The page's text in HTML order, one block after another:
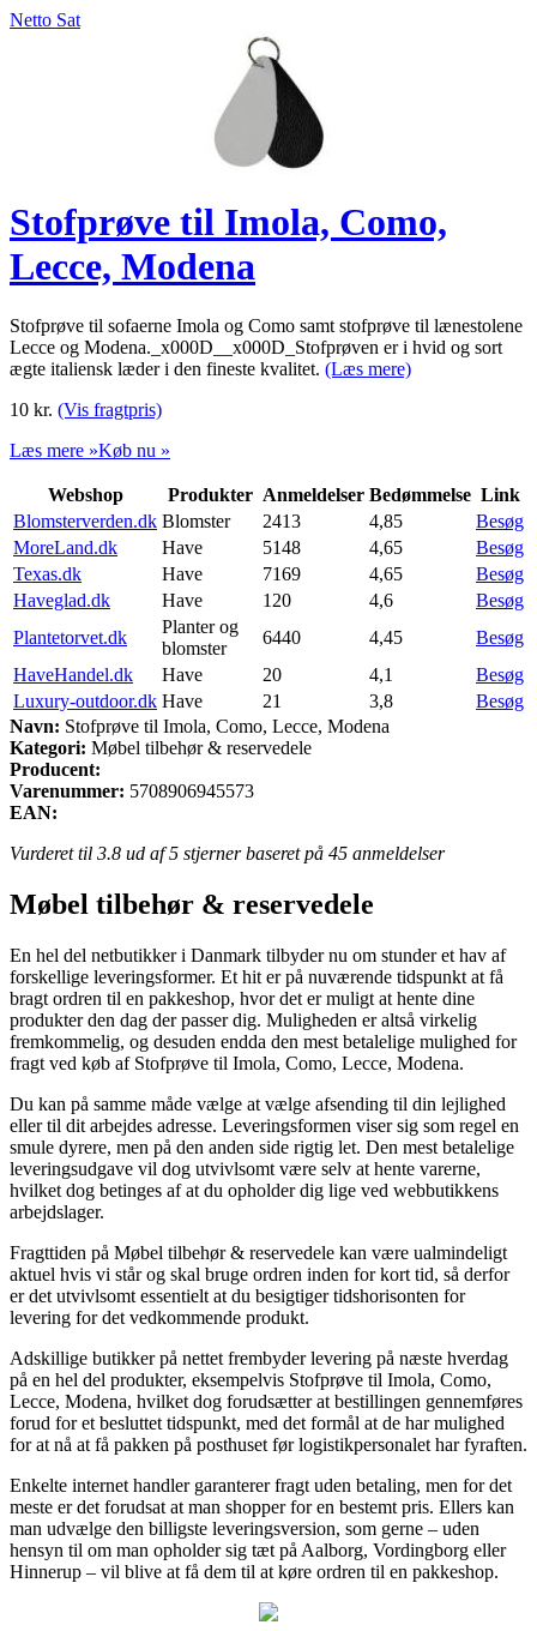
Netto Sat
Stofprøve til Imola, Como,
Lecce, Modena
Stofprøve til sofaerne Imola og Como samt stofprøve til lænestolene
Lecce og Modena._x000D__x000D_Stofprøven er i hvid og sort
ægte italiensk læder i den fineste kvalitet. (Læs mere)
10 kr. (Vis fragtpris)
Læs mere »Køb nu »
Webshop Produkter Anmeldelser Bedømmelse Link
Blomsterverden.dk Blomster 2413 4,85
Besøg
MoreLand.dk
Have 5148 4,65
Besøg
Texas.dk
Have 7169 4,65
Besøg
Haveglad.dk
Have 120 4,6
Besøg
Plantetorvet.dk
Planter og
blomster
6440 4,45
Besøg
HaveHandel.dk
Have 20 4,1
Besøg
Luxury-outdoor.dk Have 21 3,8
Besøg
Navn: Stofprøve til Imola, Como, Lecce, Modena
Kategori: Møbel tilbehør & reservedele
Producent:
Varenummer: 5708906945573
EAN:
Vurderet til 3.8 ud af 5 stjerner baseret på 45 anmeldelser
Møbel tilbehør & reservedele
En hel del netbutikker i Danmark tilbyder nu om stunder et hav af
forskellige leveringsformer. Et hit er på nuværende tidspunkt at få
bragt ordren til en pakkeshop, hvor det er muligt at hente dine
produkter den dag der passer dig. Muligheden er altså virkelig
fremkommelig, og desuden endda den mest betalelige mulighed for
fragt ved køb af Stofprøve til Imola, Como, Lecce, Modena.
Du kan på samme måde vælge at vælge afsending til din lejlighed
eller til dit arbejdes adresse. Leveringsformen viser sig som regel en
smule dyrere, men på den anden side rigtig let. Den mest betalelige
leveringsudgave vil dog utvivlsomt være selv at hente varerne,
hvilket dog betinges af at du opholder dig lige ved webbutikkens
arbejdslager.
Fragttiden på Møbel tilbehør & reservedele kan være ualmindeligt
aktuel hvis vi står og skal bruge ordren inden for kort tid, så derfor
er det utvivlsomt essentielt at du besigtiger tidshorisonten for
levering for det vedkommende produkt.
Adskillige butikker på nettet frembyder levering på næste hverdag
på en hel del produkter, eksempelvis Stofprøve til Imola, Como,
Lecce, Modena, hvilket dog forudsætter at bestillingen gennemføres
forud for et besluttet tidspunkt, med det formål at de har mulighed
for at nå at få pakken på posthuset før logistikpersonalet har fyraften.
Enkelte internet handler garanterer fragt uden betaling, men for det
meste er det forudsat at man shopper for en bestemt pris. Ellers kan
man udvælge den billigste leveringsversion, som gerne – uden
hensyn til om man opholder sig tæt på Aalborg, Vordingborg eller
Hinnerup – vil blive at få dem til at køre ordren til en pakkeshop.